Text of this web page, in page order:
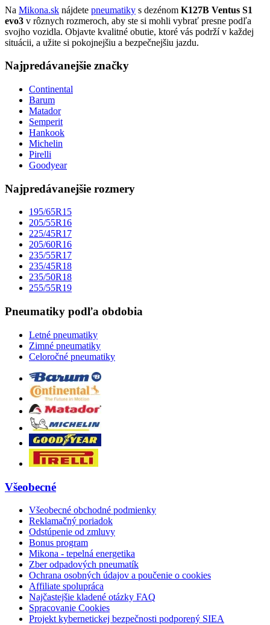
Na Mikona.sk nájdete pneumatiky s dezénom K127B Ventus S1
evo3 v rôznych rozmeroch, aby ste si mohli vybrať presne podľa
svojho vozidla. Objavte kvalitné obutie, ktoré vás podrží v každej
situácii, a užite si pokojnejšiu a bezpečnejšiu jazdu.
Najpredávanejšie značky
Continental
Barum
Matador
Semperit
Hankook
Michelin
Pirelli
Goodyear
Najpredávanejšie rozmery
195/65R15
205/55R16
225/45R17
205/60R16
235/55R17
235/45R18
235/50R18
255/55R19
Pneumatiky podľa obdobia
Letné pneumatiky
Zimné pneumatiky
Celoročné pneumatiky
Všeobecné
Všeobecné obchodné podmienky
Reklamačný poriadok
Odstúpenie od zmluvy
Bonus program
Mikona - tepelná energetika
Zber odpadových pneumatík
Ochrana osobných údajov a poučenie o cookies
Affiliate spolupráca
Najčastejšie kladené otázky FAQ
Spracovanie Cookies
Projekt kybernetickej bezpečnosti podporený SIEA